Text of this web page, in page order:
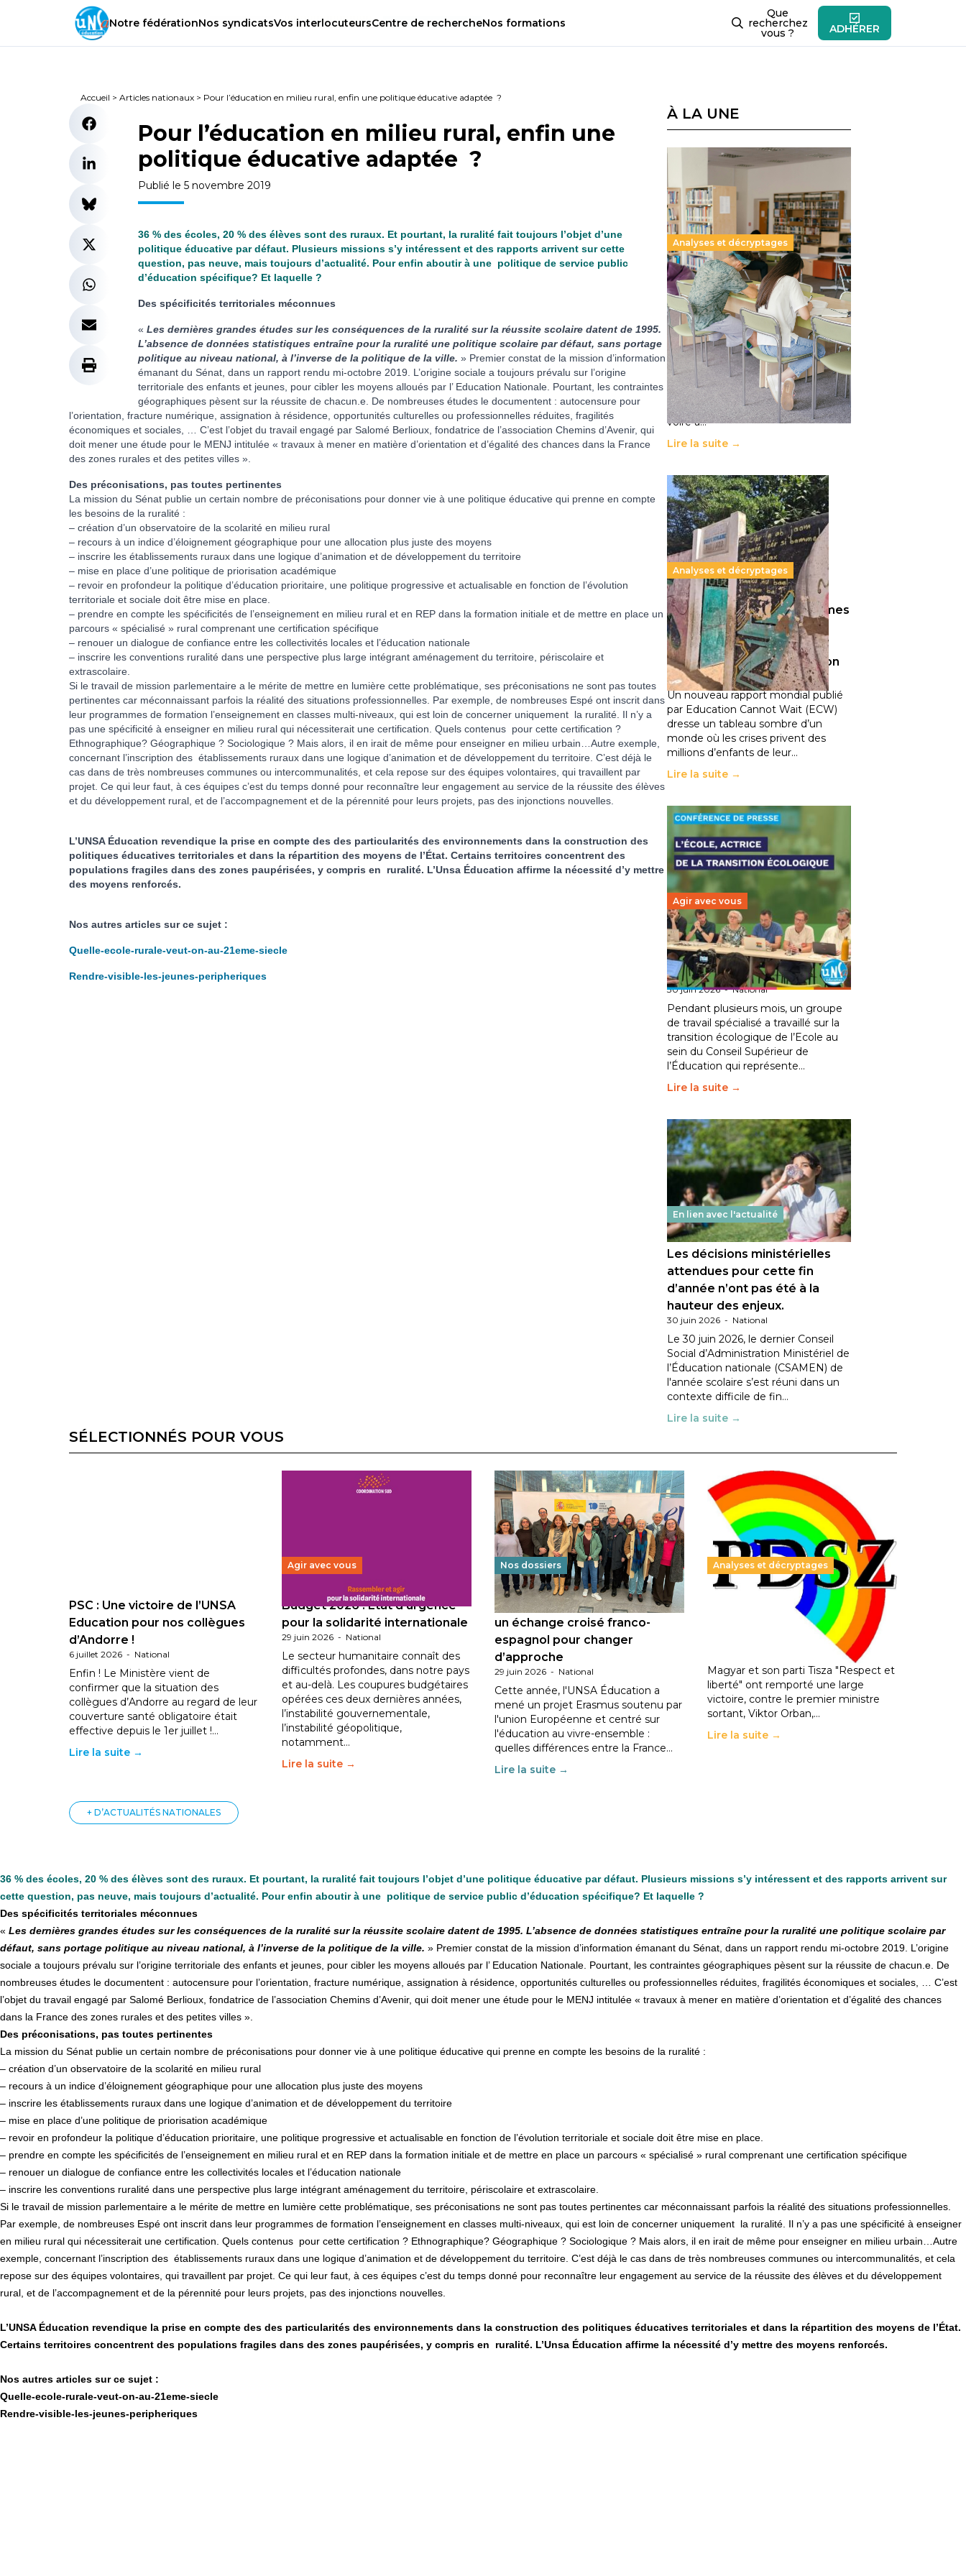
Notre fédérationNos syndicatsVos interlocuteursCentre de rechercheNos formations
Que
recherchez
vous ? ADHÉRER
Accueil > Articles nationaux > Pour l’éducation en milieu rural, enfin une politique éducative adaptée ?
Pour l’éducation en milieu rural, enfin une
politique éducative adaptée ?
Publié le 5 novembre 2019
36 % des écoles, 20 % des élèves sont des ruraux. Et pourtant, la ruralité fait toujours l’objet d’une
politique éducative par défaut. Plusieurs missions s’y intéressent et des rapports arrivent sur cette
question, pas neuve, mais toujours d’actualité. Pour enfin aboutir à une politique de service public
d’éducation spécifique? Et laquelle ?
Des spécificités territoriales méconnues
« Les dernières grandes études sur les conséquences de la ruralité sur la réussite scolaire datent de 1995.
L’absence de données statistiques entraîne pour la ruralité une politique scolaire par défaut, sans portage
politique au niveau national, à l’inverse de la politique de la ville. » Premier constat de la mission d’information
émanant du Sénat, dans un rapport rendu mi-octobre 2019. L’origine sociale a toujours prévalu sur l’origine
territoriale des enfants et jeunes, pour cibler les moyens alloués par l’ Education Nationale. Pourtant, les contraintes
géographiques pèsent sur la réussite de chacun.e. De nombreuses études le documentent : autocensure pour
l’orientation, fracture numérique, assignation à résidence, opportunités culturelles ou professionnelles réduites, fragilités
économiques et sociales, … C’est l’objet du travail engagé par Salomé Berlioux, fondatrice de l’association Chemins d’Avenir, qui
doit mener une étude pour le MENJ intitulée « travaux à mener en matière d’orientation et d’égalité des chances dans la France
des zones rurales et des petites villes ».
Des préconisations, pas toutes pertinentes
La mission du Sénat publie un certain nombre de préconisations pour donner vie à une politique éducative qui prenne en compte
les besoins de la ruralité :
– création d’un observatoire de la scolarité en milieu rural
– recours à un indice d’éloignement géographique pour une allocation plus juste des moyens
– inscrire les établissements ruraux dans une logique d’animation et de développement du territoire
– mise en place d’une politique de priorisation académique
– revoir en profondeur la politique d’éducation prioritaire, une politique progressive et actualisable en fonction de l’évolution
territoriale et sociale doit être mise en place.
– prendre en compte les spécificités de l’enseignement en milieu rural et en REP dans la formation initiale et de mettre en place un
parcours « spécialisé » rural comprenant une certification spécifique
– renouer un dialogue de confiance entre les collectivités locales et l’éducation nationale
– inscrire les conventions ruralité dans une perspective plus large intégrant aménagement du territoire, périscolaire et
extrascolaire.
Si le travail de mission parlementaire a le mérite de mettre en lumière cette problématique, ses préconisations ne sont pas toutes
pertinentes car méconnaissant parfois la réalité des situations professionnelles. Par exemple, de nombreuses Espé ont inscrit dans
leur programmes de formation l’enseignement en classes multi-niveaux, qui est loin de concerner uniquement la ruralité. Il n’y a
pas une spécificité à enseigner en milieu rural qui nécessiterait une certification. Quels contenus pour cette certification ?
Ethnographique? Géographique ? Sociologique ? Mais alors, il en irait de même pour enseigner en milieu urbain…Autre exemple,
concernant l’inscription des établissements ruraux dans une logique d’animation et de développement du territoire. C’est déjà le
cas dans de très nombreuses communes ou intercommunalités, et cela repose sur des équipes volontaires, qui travaillent par
projet. Ce qui leur faut, à ces équipes c’est du temps donné pour reconnaître leur engagement au service de la réussite des élèves
et du développement rural, et de l’accompagnement et de la pérennité pour leurs projets, pas des injonctions nouvelles.
L’UNSA Éducation revendique la prise en compte des des particularités des environnements dans la construction des
politiques éducatives territoriales et dans la répartition des moyens de l’État. Certains territoires concentrent des
populations fragiles dans des zones paupérisées, y compris en ruralité. L’Unsa Éducation affirme la nécessité d’y mettre
des moyens renforcés.
Nos autres articles sur ce sujet :
Quelle-ecole-rurale-veut-on-au-21eme-siecle
Rendre-visible-les-jeunes-peripheriques
À LA UNE
Analyses et décryptages
Supérieur privé : une dérive
qui met à mal la promesse
républicaine
11 juillet 2026- National
Le projet de loi sur la régulation de
l’enseignement supérieur privé met
en lumière l’amplification d’un
système qui relègue l’acte
pédagogique au superfétatoire,
voire à…
Lire la suite →
Analyses et décryptages
258 millions d’enfants victimes
de la guerre, des chocs
climatiques et des
déplacements de population
11 juillet 2026 -National
Un nouveau rapport mondial publié
par Education Cannot Wait (ECW)
dresse un tableau sombre d’un
monde où les crises privent des
millions d’enfants de leur…
Lire la suite →
Agir avec vous
Transition écologique de
l’éducation : l’UNSA Éducation
fait bouger les lignes
30 juin 2026-National
Pendant plusieurs mois, un groupe
de travail spécialisé a travaillé sur la
transition écologique de l’Ecole au
sein du Conseil Supérieur de
l’Éducation qui représente…
Lire la suite →
En lien avec l'actualité
Les décisions ministérielles
attendues pour cette fin
d’année n’ont pas été à la
hauteur des enjeux.
30 juin 2026 - National
Le 30 juin 2026, le dernier Conseil
Social d’Administration Ministériel de
l’Éducation nationale (CSAMEN) de
l'année scolaire s’est réuni dans un
contexte difficile de fin…
Lire la suite →
SÉLECTIONNÉS POUR VOUS
PSC : Une victoire de l’UNSA
Education pour nos collègues
d’Andorre !
6 juillet 2026 - National
Enfin ! Le Ministère vient de
confirmer que la situation des
collègues d’Andorre au regard de leur
couverture santé obligatoire était
effective depuis le 1er juillet !…
Lire la suite →
Agir avec vous
Budget 2026 : État d’urgence
pour la solidarité internationale
29 juin 2026 - National
Le secteur humanitaire connaît des
difficultés profondes, dans notre pays
et au-delà. Les coupures budgétaires
opérées ces deux dernières années,
l’instabilité gouvernementale,
l’instabilité géopolitique,
notamment…
Lire la suite →
Nos dossiers
Éducation au vivre-ensemble :
un échange croisé franco-
espagnol pour changer
d’approche
29 juin 2026 - National
Cette année, l'UNSA Éducation a
mené un projet Erasmus soutenu par
l'union Européenne et centré sur
l'éducation au vivre-ensemble :
quelles différences entre la France…
Lire la suite →
Analyses et décryptages
Hongrie : du changement pour
les politiques éducatives, aussi !
En Hongrie, le conservateur Peter
Magyar et son parti Tisza "Respect et
liberté" ont remporté une large
victoire, contre le premier ministre
sortant, Viktor Orban,…
Lire la suite →
+ D’ACTUALITÉS NATIONALES
36 % des écoles, 20 % des élèves sont des ruraux. Et pourtant, la ruralité fait toujours l’objet d’une politique éducative par défaut. Plusieurs missions s’y intéressent et des rapports arrivent sur
cette question, pas neuve, mais toujours d’actualité. Pour enfin aboutir à une politique de service public d’éducation spécifique? Et laquelle ?
Des spécificités territoriales méconnues
« Les dernières grandes études sur les conséquences de la ruralité sur la réussite scolaire datent de 1995. L’absence de données statistiques entraîne pour la ruralité une politique scolaire par
défaut, sans portage politique au niveau national, à l’inverse de la politique de la ville. » Premier constat de la mission d’information émanant du Sénat, dans un rapport rendu mi-octobre 2019. L’origine
sociale a toujours prévalu sur l’origine territoriale des enfants et jeunes, pour cibler les moyens alloués par l’ Education Nationale. Pourtant, les contraintes géographiques pèsent sur la réussite de chacun.e. De
nombreuses études le documentent : autocensure pour l’orientation, fracture numérique, assignation à résidence, opportunités culturelles ou professionnelles réduites, fragilités économiques et sociales, … C’est
l’objet du travail engagé par Salomé Berlioux, fondatrice de l’association Chemins d’Avenir, qui doit mener une étude pour le MENJ intitulée « travaux à mener en matière d’orientation et d’égalité des chances
dans la France des zones rurales et des petites villes ».
Des préconisations, pas toutes pertinentes
La mission du Sénat publie un certain nombre de préconisations pour donner vie à une politique éducative qui prenne en compte les besoins de la ruralité :
– création d’un observatoire de la scolarité en milieu rural
– recours à un indice d’éloignement géographique pour une allocation plus juste des moyens
– inscrire les établissements ruraux dans une logique d’animation et de développement du territoire
– mise en place d’une politique de priorisation académique
– revoir en profondeur la politique d’éducation prioritaire, une politique progressive et actualisable en fonction de l’évolution territoriale et sociale doit être mise en place.
– prendre en compte les spécificités de l’enseignement en milieu rural et en REP dans la formation initiale et de mettre en place un parcours « spécialisé » rural comprenant une certification spécifique
– renouer un dialogue de confiance entre les collectivités locales et l’éducation nationale
– inscrire les conventions ruralité dans une perspective plus large intégrant aménagement du territoire, périscolaire et extrascolaire.
Si le travail de mission parlementaire a le mérite de mettre en lumière cette problématique, ses préconisations ne sont pas toutes pertinentes car méconnaissant parfois la réalité des situations professionnelles.
Par exemple, de nombreuses Espé ont inscrit dans leur programmes de formation l’enseignement en classes multi-niveaux, qui est loin de concerner uniquement la ruralité. Il n’y a pas une spécificité à enseigner
en milieu rural qui nécessiterait une certification. Quels contenus pour cette certification ? Ethnographique? Géographique ? Sociologique ? Mais alors, il en irait de même pour enseigner en milieu urbain…Autre
exemple, concernant l’inscription des établissements ruraux dans une logique d’animation et de développement du territoire. C’est déjà le cas dans de très nombreuses communes ou intercommunalités, et cela
repose sur des équipes volontaires, qui travaillent par projet. Ce qui leur faut, à ces équipes c’est du temps donné pour reconnaître leur engagement au service de la réussite des élèves et du développement
rural, et de l’accompagnement et de la pérennité pour leurs projets, pas des injonctions nouvelles.
L’UNSA Éducation revendique la prise en compte des des particularités des environnements dans la construction des politiques éducatives territoriales et dans la répartition des moyens de l’État.
Certains territoires concentrent des populations fragiles dans des zones paupérisées, y compris en ruralité. L’Unsa Éducation affirme la nécessité d’y mettre des moyens renforcés.
Nos autres articles sur ce sujet :
Quelle-ecole-rurale-veut-on-au-21eme-siecle
Rendre-visible-les-jeunes-peripheriques